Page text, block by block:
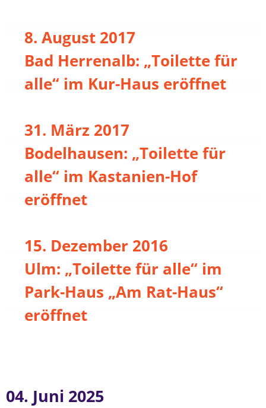
8. August 2017
Bad Herrenalb: „Toilette für
alle“ im Kur-Haus eröffnet
31. März 2017
Bodelhausen: „Toilette für
alle“ im Kastanien-Hof
eröffnet
15. Dezember 2016
Ulm: „Toilette für alle“ im
Park-Haus „Am Rat-Haus“
eröffnet
04. Juni 2025